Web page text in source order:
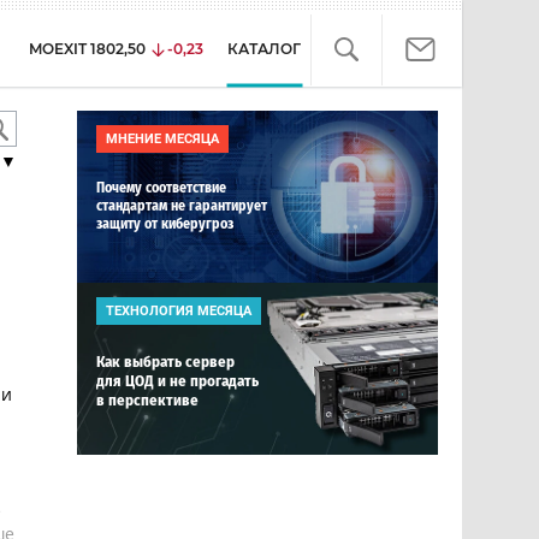
MOEXIT 1802,50 -0,23 КАТАЛОГ
МНЕНИЕ МЕСЯЦА
Почему соответствие
стандартам не гарантирует
защиту от киберугроз
ТЕХНОЛОГИЯ МЕСЯЦА
Как выбрать сервер
для ЦОД и не прогадать
в перспективе